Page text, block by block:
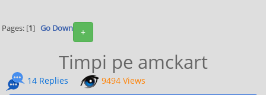
+
Pages: [1] Go Down
Timpi pe amckart
14 Replies 9494 Views